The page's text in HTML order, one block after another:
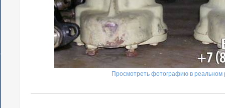
Просмотреть фотографию в реальном